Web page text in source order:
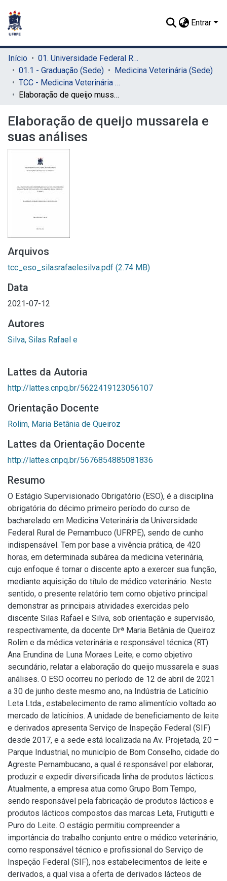
Entrar
Início
01. Universidade Federal Rural de Pernambuco - UFRPE (Sede)
01.1 - Graduação (Sede)
Medicina Veterinária (Sede)
TCC - Medicina Veterinária (Sede)
Elaboração de queijo mussarela e suas análises
Elaboração de queijo mussarela e
suas análises
Arquivos
tcc_eso_silasrafaelesilva.pdf (2.74 MB)
Data
2021-07-12
Autores
Silva, Silas Rafael e
Lattes da Autoria
http://lattes.cnpq.br/5622419123056107
Orientação Docente
Rolim, Maria Betânia de Queiroz
Lattes da Orientação Docente
http://lattes.cnpq.br/5676854885081836
Resumo
O Estágio Supervisionado Obrigatório (ESO), é a disciplina
obrigatória do décimo primeiro período do curso de
bacharelado em Medicina Veterinária da Universidade
Federal Rural de Pernambuco (UFRPE), sendo de cunho
indispensável. Tem por base a vivência prática, de 420
horas, em determinada subárea da medicina veterinária,
cujo enfoque é tornar o discente apto a exercer sua função,
mediante aquisição do título de médico veterinário. Neste
sentido, o presente relatório tem como objetivo principal
demonstrar as principais atividades exercidas pelo
discente Silas Rafael e Silva, sob orientação e supervisão,
respectivamente, da docente Drª Maria Betânia de Queiroz
Rolim e da médica veterinária e responsável técnica (RT)
Ana Erundina de Luna Moraes Leite; e como objetivo
secundário, relatar a elaboração do queijo mussarela e suas
análises. O ESO ocorreu no período de 12 de abril de 2021
a 30 de junho deste mesmo ano, na Indústria de Laticínio
Leta Ltda., estabelecimento de ramo alimentício voltado ao
mercado de laticínios. A unidade de beneficiamento de leite
e derivados apresenta Serviço de Inspeção Federal (SIF)
desde 2017, e a sede está localizada na Av. Projetada, 20 –
Parque Industrial, no município de Bom Conselho, cidade do
Agreste Pernambucano, a qual é responsável por elaborar,
produzir e expedir diversificada linha de produtos lácticos.
Atualmente, a empresa atua como Grupo Bom Tempo,
sendo responsável pela fabricação de produtos lácticos e
produtos lácticos compostos das marcas Leta, Frutigutti e
Puro do Leite. O estágio permitiu compreender a
importância do trabalho conjunto entre o médico veterinário,
como responsável técnico e profissional do Serviço de
Inspeção Federal (SIF), nos estabelecimentos de leite e
derivados, a qual visa a oferta de derivados lácteos de